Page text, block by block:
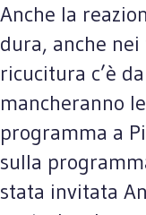
Anche la
dura, anche
ricucitura c’è
mancheranno
programma a
sulla
stata invitata